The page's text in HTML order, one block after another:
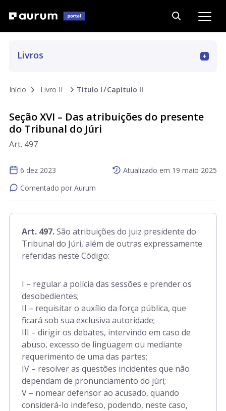
Livros
Art. 394 a 562
Art. 563 a 667
Art. 668 a 779
Art. 780 a 790
Início Livro II Título I Capítulo II
Seção XVI – Das atribuições do presente
do Tribunal do Júri
Art. 497
Comentado por Aurum
6 dez 2023 Atualizado em 19 maio 2025
Art. 497.São atribuições do juiz presidente do
Tribunal do Júri, além de outras expressamente
referidas neste Código:
I – regular a polícia das sessões e prender os
desobedientes;
II – requisitar o auxílio da força pública, que
ficará sob sua exclusiva autoridade;
III – dirigir os debates, intervindo em caso de
abuso, excesso de linguagem ou mediante
requerimento de uma das partes;
IV – resolver as questões incidentes que não
dependam de pronunciamento do júri;
V – nomear defensor ao acusado, quando
considerá-lo indefeso, podendo, neste caso,